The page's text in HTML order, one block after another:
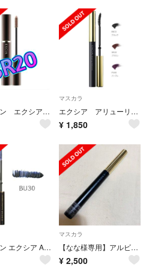
アルビオン エクシア AL パーフェクト アイブロウマスカラ BR20
マスカラ
エクシア アリューリング マスカラ BR20
¥ 1,850
アルビオン エクシア AL ラグジュリアス マスカラ / BU30
マスカラ
【なな様専用】アルビオン エクシア アリューリングマスカラ BK10
¥ 2,500